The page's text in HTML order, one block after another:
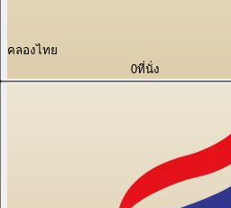
คลองไทย
0ที่นั่ง